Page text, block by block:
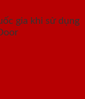
gia khi sử dụng